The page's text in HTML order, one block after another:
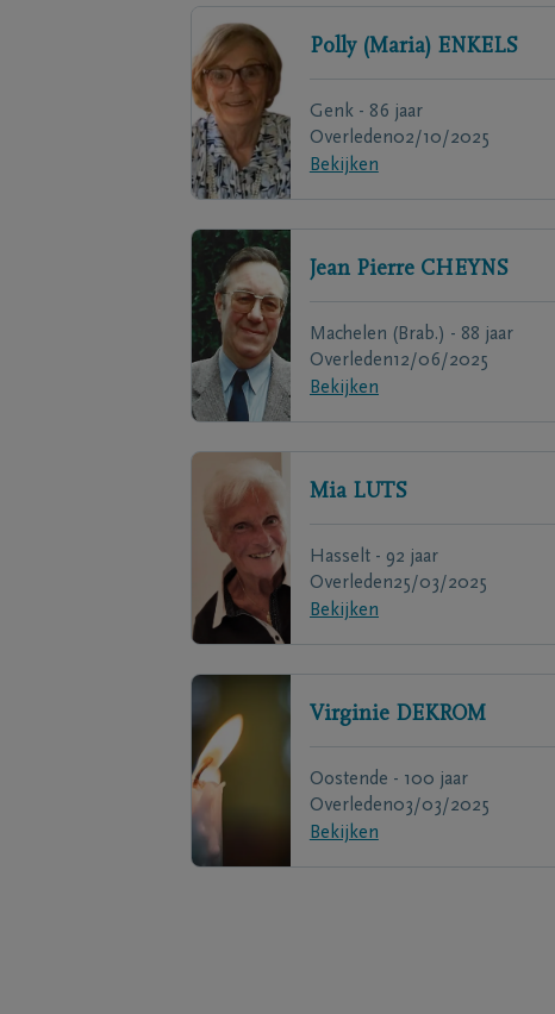
Polly (Maria) ENKELS
Genk - 86 jaar
Overleden02/10/2025
Bekijken
Jean Pierre CHEYNS
Machelen (Brab.) - 88 jaar
Overleden12/06/2025
Bekijken
Mia LUTS
Hasselt - 92 jaar
Overleden25/03/2025
Bekijken
Virginie DEKROM
Oostende - 100 jaar
Overleden03/03/2025
Bekijken